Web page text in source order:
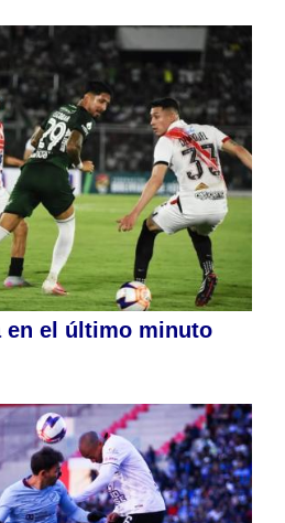
en el último minuto